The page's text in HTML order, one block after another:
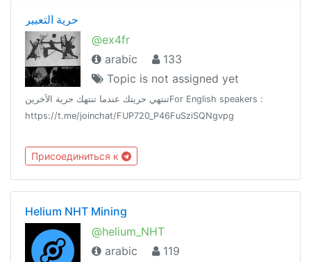
حرية التعبير
@ex4fr
arabic
133
Topic is not assigned yet
تنتهي حريتك عندما تنتهك حرية الآخرينFor English speakers :
https://t.me/joinchat/FUP720_P46FuSziSQNgvpg
Присоединиться к
Helium NHT Mining
@helium_NHT
arabic
119